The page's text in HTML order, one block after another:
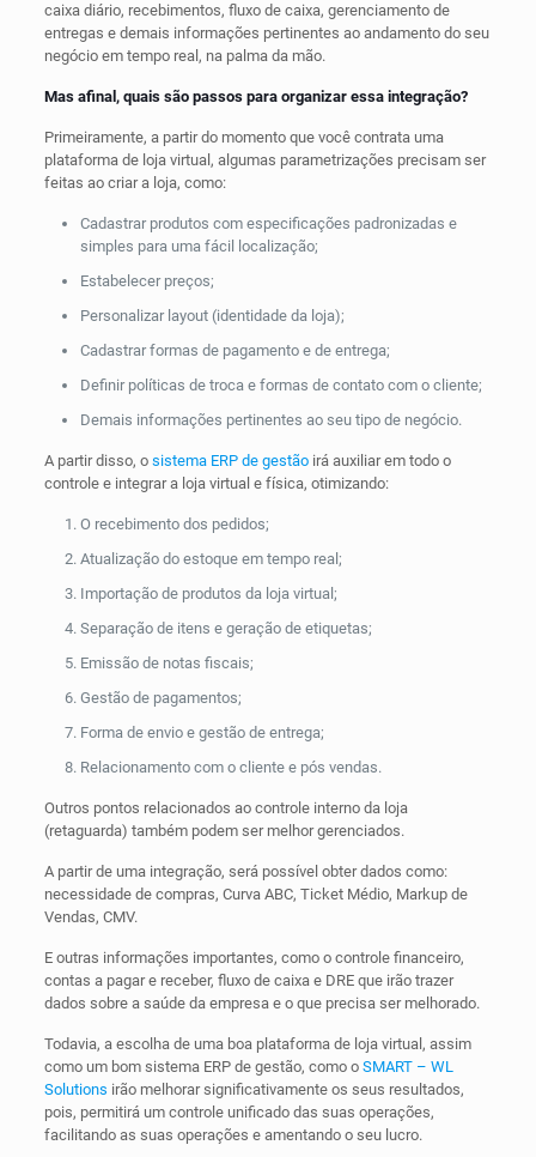
caixa diário, recebimentos, fluxo de caixa, gerenciamento de
entregas e demais informações pertinentes ao andamento do seu
negócio em tempo real, na palma da mão.
Mas afinal, quais são passos para organizar essa integração?
Primeiramente, a partir do momento que você contrata uma
plataforma de loja virtual, algumas parametrizações precisam ser
feitas ao criar a loja, como:
Cadastrar produtos com especificações padronizadas e
simples para uma fácil localização;
Estabelecer preços;
Personalizar layout (identidade da loja);
Cadastrar formas de pagamento e de entrega;
Definir políticas de troca e formas de contato com o cliente;
Demais informações pertinentes ao seu tipo de negócio.
A partir disso, o sistema ERP de gestãoirá auxiliar em todo o
controle e integrar a loja virtual e física, otimizando:
O recebimento dos pedidos;
Atualização do estoque em tempo real;
Importação de produtos da loja virtual;
Separação de itens e geração de etiquetas;
Emissão de notas fiscais;
Gestão de pagamentos;
Forma de envio e gestão de entrega;
Relacionamento com o cliente e pós vendas.
Outros pontos relacionados ao controle interno da loja
(retaguarda) também podem ser melhor gerenciados.
A partir de uma integração, será possível obter dados como:
necessidade de compras, Curva ABC, Ticket Médio, Markup de
Vendas, CMV.
E outras informações importantes, como o controle financeiro,
contas a pagar e receber, fluxo de caixa e DRE que irão trazer
dados sobre a saúde da empresa e o que precisa ser melhorado.
Todavia, a escolha de uma boa plataforma de loja virtual, assim
como um bom sistema ERP de gestão, como o SMART – WL
Solutions irão melhorar significativamente os seus resultados,
pois, permitirá um controle unificado das suas operações,
facilitando as suas operações e amentando o seu lucro.